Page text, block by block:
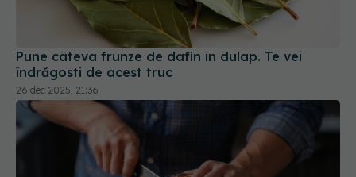
Pune câteva frunze de dafin în dulap. Te vei
îndrăgosti de acest truc
26 dec 2025, 21:36